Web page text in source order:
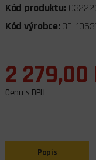
Kód produktu:
Kód výrobce:
2 279,00
Cena s DPH
Popis